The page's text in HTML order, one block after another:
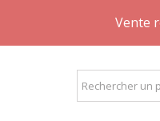
Vente